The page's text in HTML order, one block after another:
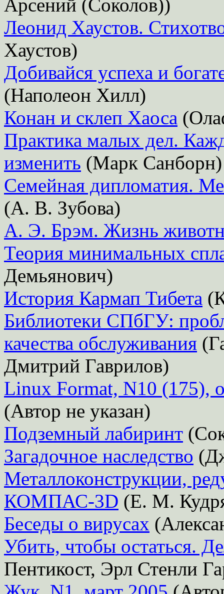
Арсений (Соколов))
Леонид Хаустов.
Хаустов)
Добивайся успеха и
(Наполеон Хилл)
Конан и склеп Хаоса
Практика малых дел.
изменить (Марк Санборн)
Семейная дипломатия.
(А. В. Зубова)
А. Э. Брэм. Жизнь
Теория минимальных
Демьянович)
История Кармап Тибета
Библиотеки СПбГУ:
качества обслуживания
Дмитрий Гаврилов)
Linux Format, N10 (175),
(Автор не указан)
Подземный лабиринт
Загадочное наследство
Металлоконструкции,
КОМПАС-3D (Е. М.
Беседы о вирусах
Убить, чтобы остаться.
Пентикост, Эрл Стенли